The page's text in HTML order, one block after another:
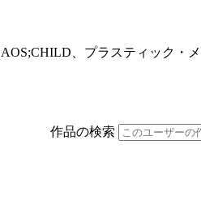
、プラスティック・
作品の検索